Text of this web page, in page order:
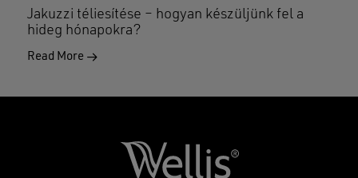
Jakuzzi téliesítése – hogyan készüljünk fel a
hideg hónapokra?
Read More